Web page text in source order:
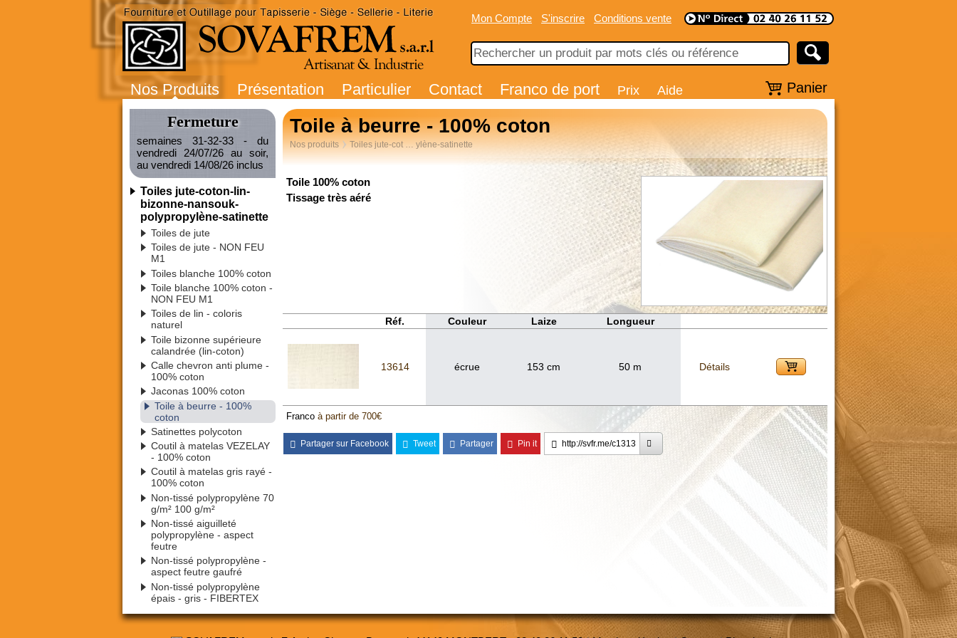
Mon Compte S'inscrire Conditions vente
Nos Produits Présentation Particulier Contact Franco de port Prix Aide Panier
Fermeture
semaines 31-32-33 - du
vendredi 24/07/26 au soir,
au vendredi 14/08/26 inclus
Toiles jute-coton-lin-
bizonne-nansouk-
polypropylène-satinette
Toiles de jute
Toiles de jute - NON FEU
M1
Toiles blanche 100% coton
Toile blanche 100% coton -
NON FEU M1
Toiles de lin - coloris
naturel
Toile bizonne supérieure
calandrée (lin-coton)
Calle chevron anti plume -
100% coton
Jaconas 100% coton
Toile à beurre - 100%
coton
Satinettes polycoton
Coutil à matelas VEZELAY
- 100% coton
Coutil à matelas gris rayé -
100% coton
Non-tissé polypropylène 70
g/m² 100 g/m²
Non-tissé aiguilleté
polypropylène - aspect
feutre
Non-tissé polypropylène -
aspect feutre gaufré
Non-tissé polypropylène
épais - gris - FIBERTEX
Toile à beurre - 100% coton
Nos produits Toiles jute-cot … ylène-satinette
Toile 100% coton
Tissage très aéré
Réf. Couleur Laize Longueur
13614 écrue 153 cm 50 m Détails
Franco à partir de 700€
Partager sur Facebook Tweet Partager Pin it http://svfr.me/c1313